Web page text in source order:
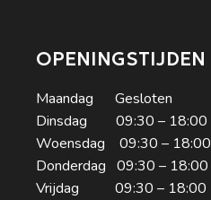
OPENINGSTIJDEN
Maandag Gesloten
Dinsdag 09:30 – 18:00
Woensdag 09:30 – 18:00
Donderdag 09:30 – 18:00
Vrijdag 09:30 – 18:00